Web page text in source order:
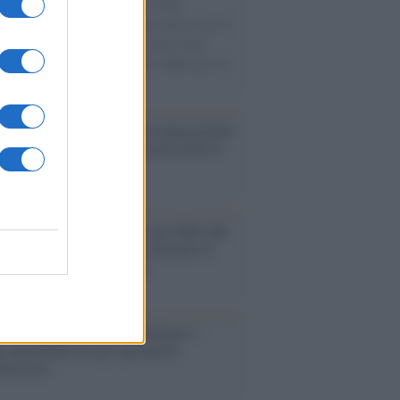
dentisti italiani. Solo nel 2020,
del centro studi dell'Andi stimava per il
pari al 24,6% e un calo del reddito pari al
/Il nuovo studio che spiega perché
davanti alla tv accesa non fa
/Vaccino e fertilità: gli effetti del
aumentano ma gli specialisti